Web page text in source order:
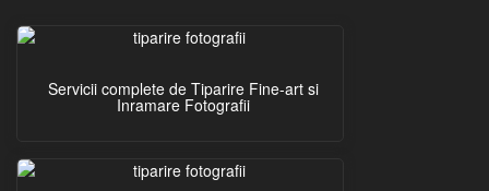
Servicii complete de Tiparire Fine-art si
Inramare Fotografii